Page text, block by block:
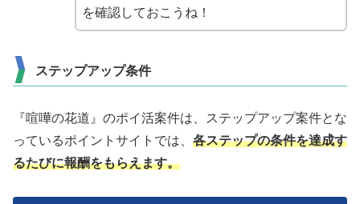
を確認しておこうね！
ステップアップ条件
『喧嘩の花道』のポイ活案件は、ステップアップ案件とな
っているポイントサイトでは、 各ステップの条件を達成す
るたびに報酬をもらえます。